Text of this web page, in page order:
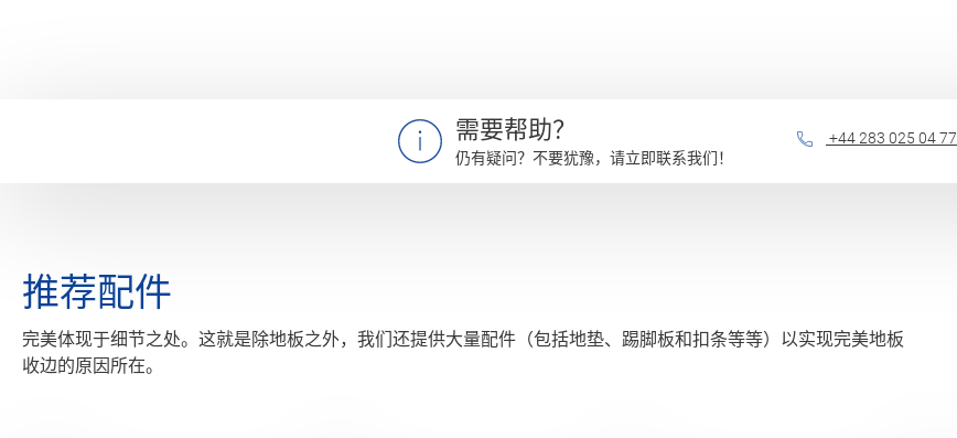
需要帮助？
仍有疑问？不要犹豫，请立即联系我们！
+44 283 025 04 77
推荐配件
完美体现于细节之处。这就是除地板之外，我们还提供大量配件（包括地垫、踢脚板和扣条等等）以实现完美地板
收边的原因所在。